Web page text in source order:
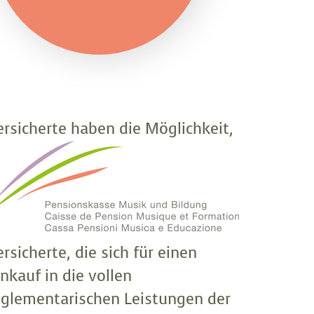
haben die Möglichkeit,
steuerbegünstigt in die vollen
Leistungen
Dadurch verbessern
die Leistungen im Alter.
die sich für einen
in die vollen
Leistungen der